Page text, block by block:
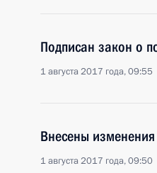
Подписан закон о
1 августа 2017 года, 09:55
Внесены
1 августа 2017 года, 09:50